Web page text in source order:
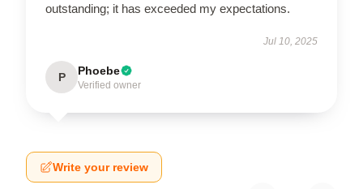
outstanding; it has exceeded my expectations.
Jul 10, 2025
P Phoebe
Verified owner
Write your review